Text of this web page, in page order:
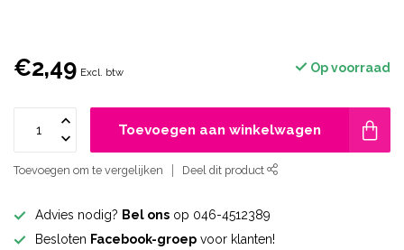
€2,49 Excl. btw Op voorraad
Toevoegen aan winkelwagen
Toevoegen om te vergelijken Deel dit product
Advies nodig? Bel ons op 046-4512389
Besloten Facebook-groep voor klanten!